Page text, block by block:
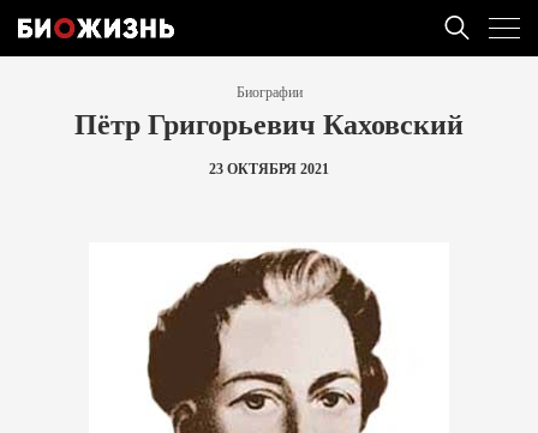
Биографии
Пётр Григорьевич Каховский
23 ОКТЯБРЯ 2021